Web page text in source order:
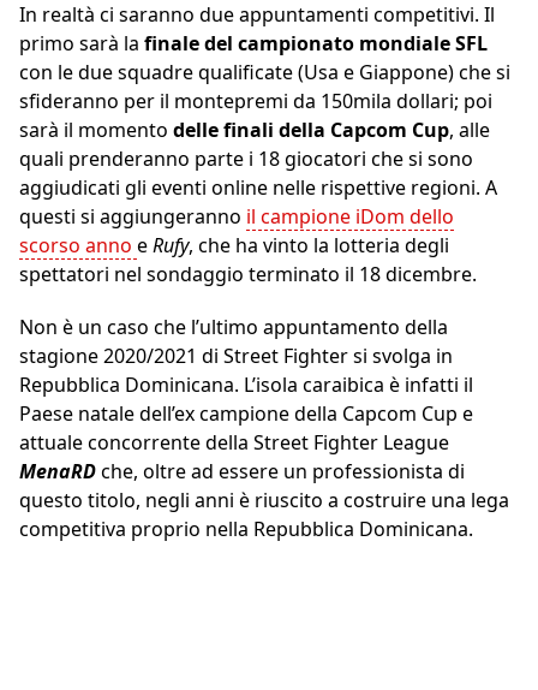
In realtà ci saranno due appuntamenti competitivi. Il
primo sarà la finale del campionato mondiale SFL
con le due squadre qualificate (Usa e Giappone) che si
sfideranno per il montepremi da 150mila dollari; poi
sarà il momento delle finali della Capcom Cup, alle
quali prenderanno parte i 18 giocatori che si sono
aggiudicati gli eventi online nelle rispettive regioni. A
questi si aggiungeranno il campione iDom dello
scorso anno eRufy, che ha vinto la lotteria degli
spettatori nel sondaggio terminato il 18 dicembre.
Non è un caso che l’ultimo appuntamento della
stagione 2020/2021 di Street Fighter si svolga in
Repubblica Dominicana. L’isola caraibica è infatti il
Paese natale dell’ex campione della Capcom Cup e
attuale concorrente della Street Fighter League
MenaRDche, oltre ad essere un professionista di
questo titolo, negli anni è riuscito a costruire una lega
competitiva proprio nella Repubblica Dominicana.